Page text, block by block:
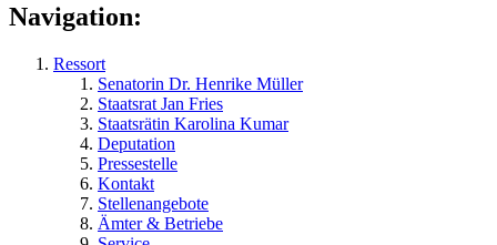
Navigation:
Ressort
Senatorin Dr. Henrike Müller
Staatsrat Jan Fries
Staatsrätin Karolina Kumar
Deputation
Pressestelle
Kontakt
Stellenangebote
Ämter & Betriebe